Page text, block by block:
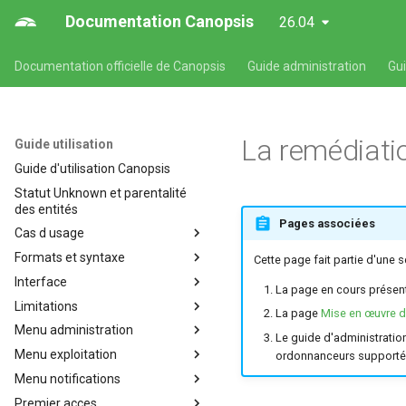
Documentation Canopsis 26.04
Documentation officielle de Canopsis Guide administration
Guide utilisation
Guide d'utilisation Canopsis
Statut Unknown et parentalité
des entités
Cas d usage
Cas d'usages fonctionnels
Canopsis
Affichage de consignes
Alarmes et indicateurs
Comportements périodiques
Création de tickets dans Itop à
la récéption d'une alarme
Formats et syntaxe
Formats et syntaxe propres
aux composants Canopsis
Format des expressions
régulières Canopsis
Format des temps des alarmes
Format de syntaxe des
Interface
Présentation de l'interface web
de Canopsis
Assistant ia
Assistant IA
Patterns (ou filtres) dans
Helpers
Limitations
Limitations de Canopsis
Menu administration
Bilan de santé
Cartographie
Détection d'anomalies
Menu exploitation
Comportements périodiques
Consignes
Menu notifications
Notifications
Premier acces
La
Pages associées
Cette page fait partie d'une
La page en cours
La page Mise en œuvre
Le guide
ordonnanceurs